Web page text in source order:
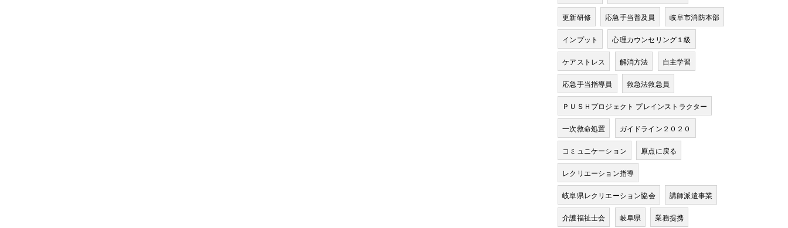
更新研修 応急手当普及員 岐阜市消防本部
インプット 心理カウンセリング１級
ケアストレス 解消方法 自主学習
応急手当指導員 救急法救急員
ＰＵＳＨプロジェクト プレインストラクター
一次救命処置 ガイドライン２０２０
コミュニケーション 原点に戻る
レクリエーション指導
岐阜県レクリエーション協会 講師派遣事業
介護福祉士会 岐阜県 業務提携